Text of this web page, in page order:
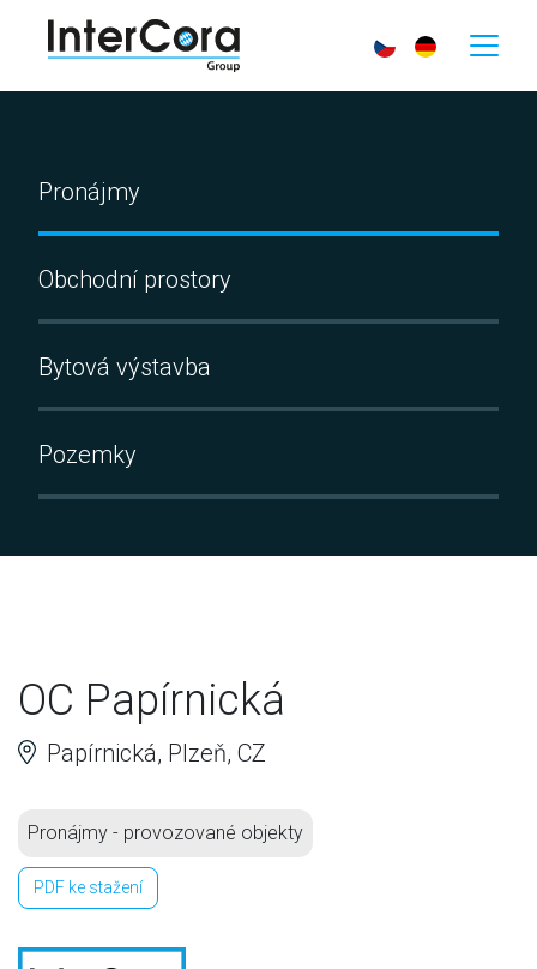
Pronájmy
Obchodní prostory
Bytová výstavba
Pozemky
OC Papírnická
Papírnická, Plzeň, CZ
Pronájmy - provozované objekty
PDF ke stažení